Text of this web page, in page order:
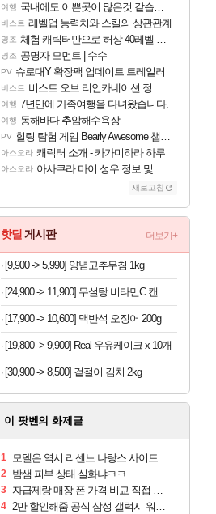
여행 국내에도 이쁜곳이 많은것 같습니다
비스트 레벨업 능력치와 스킬의 상관관계
명조 체험 캐릭터만으로 허상 40레벨 하이와티아 5분 컷!｜에이메스·린네·모니에 명함
명조 공명자 모먼트 | 수수
PV 슈로대Y 확장팩 업데이트 트레일러
비스트 비스트 오브 리인카네이션 정보/공략글 모음
여행 7년만에 가족여행을 다녀왔습니다.
여행 동해바다 추암해수욕장
PV 힐링 탐험 게임 Bearly Awesome 챕터 1 트레일러
아스오라 캐릭터 소개 - 카가미하라 하루
아스오라 아사쿠라 마이 성우 정보 및 주요 필모
새로고침
핫딜 게시판 더보기+
[9,900 -> 5,990] 양념고추무침 1kg
[24,900 -> 11,900] 무설탕 비타민C 캔디 12가지맛 1kg
[17,900 -> 10,600] 맥반석 오징어 200g
[19,800 -> 9,900] Real 우유케이크 x 10개
[30,900 -> 8,500] 겉절이 김치 2kg
이 팟벤의 화제글
1 모델은 역시 리센느 나랑스 사이드 1.25L 1박스
2 밤샘 피부 상태 실화냐ㅋㅋ
3 자급제랑 매장 폰 가격 비교 직접 안가도 되네요
4 2만 할인해줌 공식 삼성 갤럭시 워치9 크림, 40mm, 블루투스